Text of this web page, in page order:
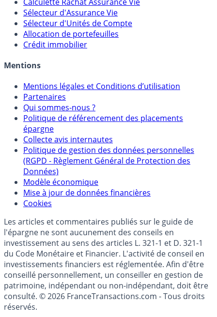
Calculette Impôts
Calculette Rachat Assurance Vie
Sélecteur d'Assurance Vie
Sélecteur d'Unités de Compte
Allocation de portefeuilles
Mentions légales et Conditions d’utilisation
Partenaires
Qui sommes-nous ?
Politique de référencement des placements
épargne
Collecte avis internautes
Politique de gestion des données personnelles
(RGPD - Règlement Général de Protection des
Données)
Modèle économique
Mise à jour de données financières
Cookies
Les articles et commentaires publiés sur le guide de
l'épargne ne sont aucunement des conseils en
investissement au sens des articles L. 321-1 et D. 321-1
du Code Monétaire et Financier. L'activité de conseil en
investissements financiers est réglementée. Afin d'être
conseillé personnellement, un conseiller en gestion de
patrimoine, indépendant ou non-indépendant, doit être
consulté. © 2026 FranceTransactions.com - Tous droits